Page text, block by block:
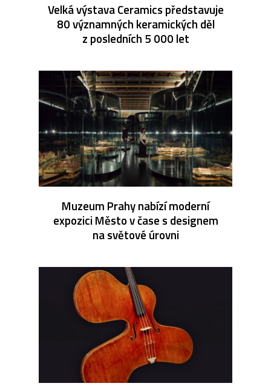
Velká výstava Ceramics představuje
80 významných keramických děl
z posledních 5 000 let
Muzeum Prahy nabízí moderní
expozici Město v čase s designem
na světové úrovni